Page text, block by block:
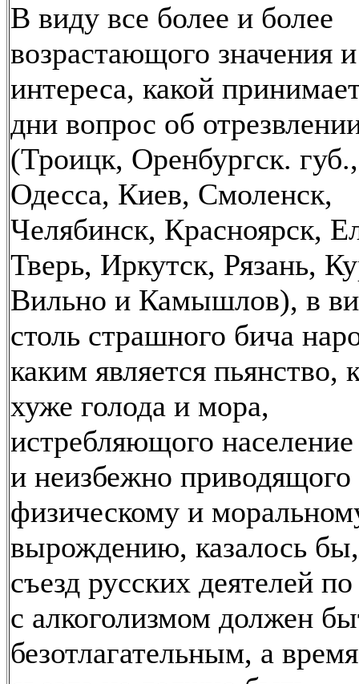
В виду все более и более
возрастающого значения и
интереса, какой
дни вопрос об
(Троицк, Оренбургск. губ.,
Одесса, Киев, Смоленск,
Челябинск, Красноярск,
Тверь, Иркутск, Рязань,
Вильно и Камышлов), в
столь страшного бича
каким является пьянство,
хуже голода и мора,
истребляющого
и неизбежно приводящого
физическому и
вырождению, казалось
съезд русских деятелей
с алкоголизмом должен
безотлагательным, а